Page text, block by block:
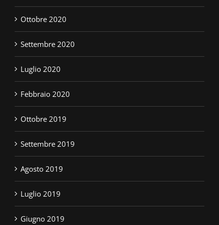
Ottobre 2020
Settembre 2020
Luglio 2020
Febbraio 2020
Ottobre 2019
Settembre 2019
Agosto 2019
Luglio 2019
Giugno 2019